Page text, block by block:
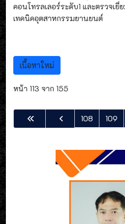
คอนโทรลเลอร์ระดับ1 และตรวจเ
เทคนิคอุตสาหกรรมยานยนต์
เนื้อหาใหม่
หน้า 113 จาก 155
108 109